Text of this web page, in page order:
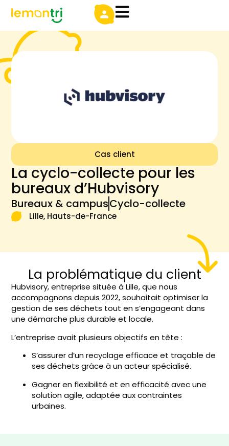
Cas client
La cyclo-collecte pour les
bureaux d’Hubvisory
Bureaux & campusCyclo-collecte
Lille, Hauts-de-France
La problématique du client
Hubvisory, entreprise située à Lille, que nous
accompagnons depuis 2022, souhaitait optimiser la
gestion de ses déchets tout en s’engageant dans
une démarche plus durable et locale.
L’entreprise avait plusieurs objectifs en tête :
S’assurer d’un recyclage efficace et traçable de
ses déchets grâce à un acteur spécialisé.
Gagner en flexibilité et en efficacité avec une
solution agile, adaptée aux contraintes
urbaines.